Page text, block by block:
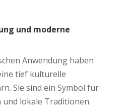
und moderne
Anwendung haben
tief kulturelle
Sie sind ein Symbol für
und lokale Traditionen.